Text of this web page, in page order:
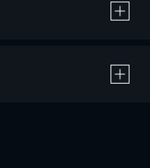
よる作品の購入 / レンタルです。